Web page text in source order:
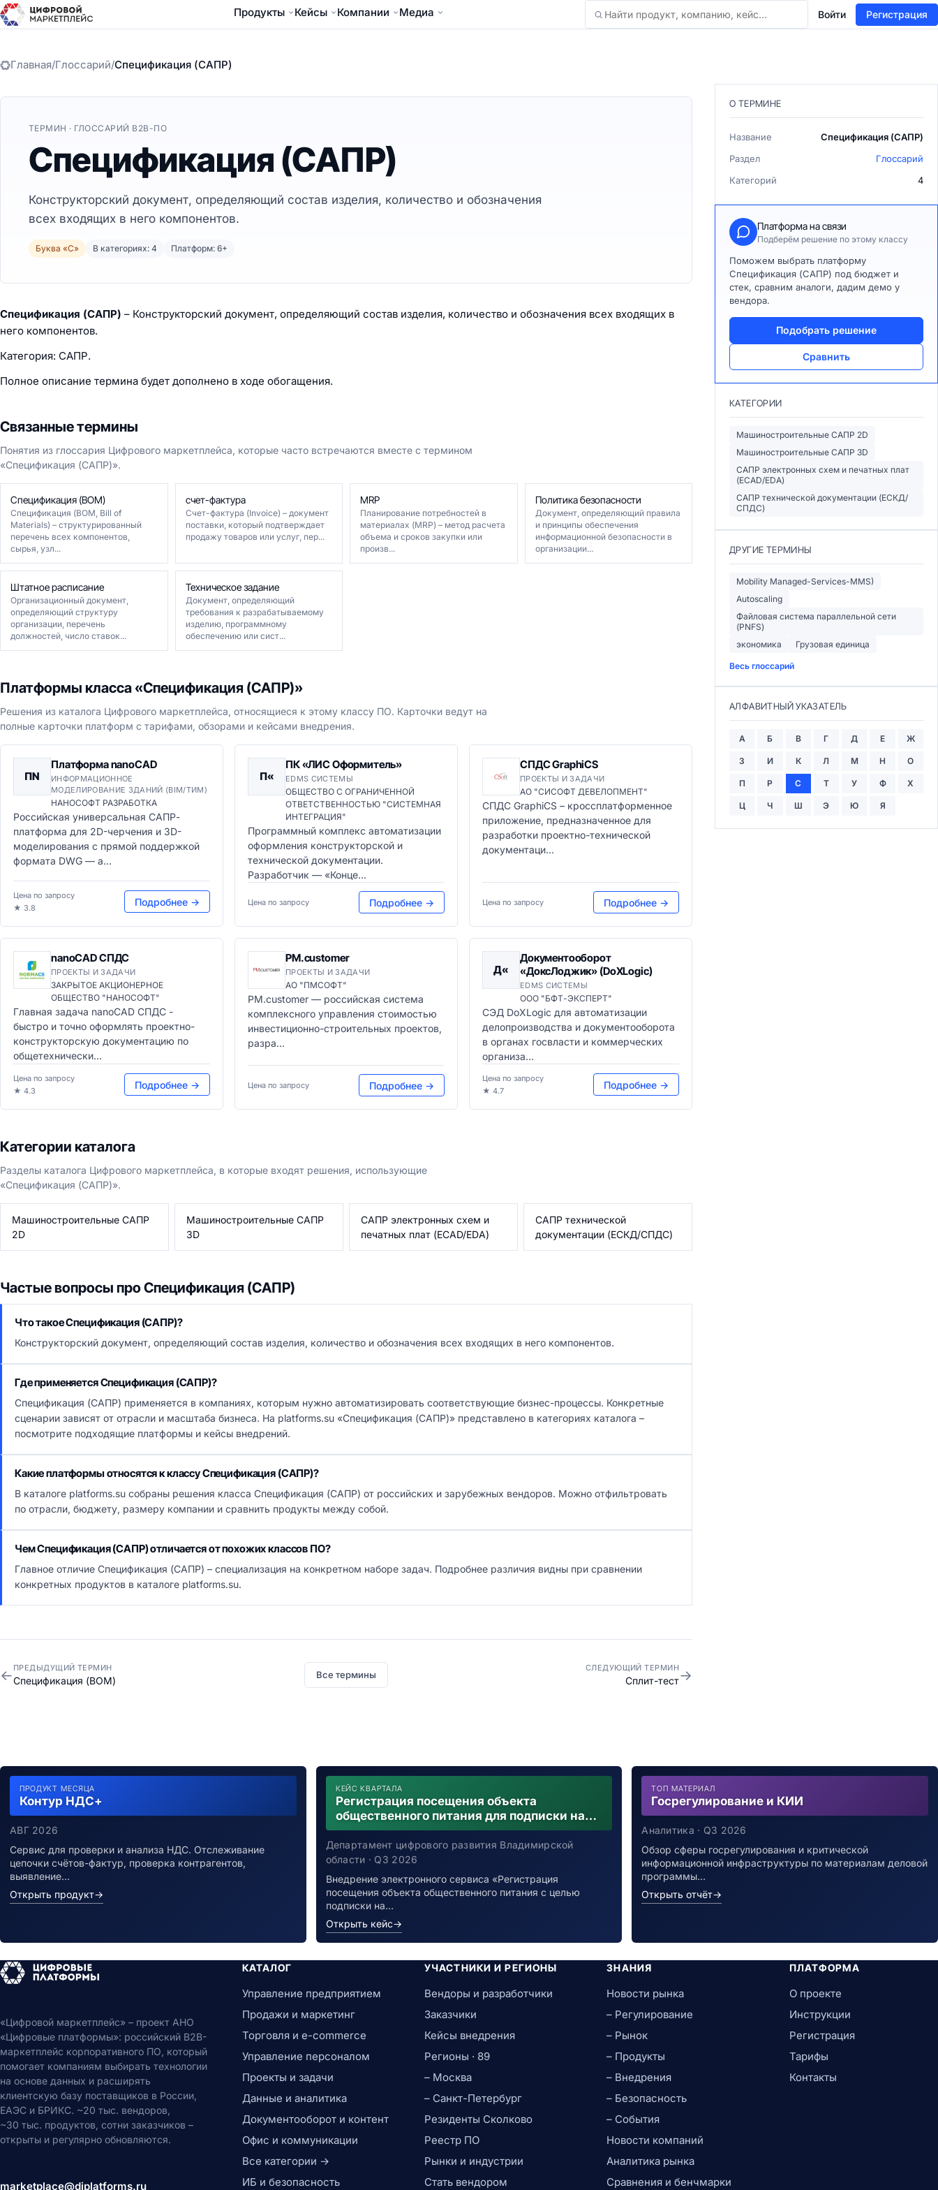
Продукты Кейсы Компании Медиа
Найти Войти Регистрация
Главная/Глоссарий/Спецификация (САПР)
ТЕРМИН · ГЛОССАРИЙ B2B-ПО
Спецификация (САПР)
Конструкторский документ, определяющий состав изделия, количество и обозначения
всех входящих в него компонентов.
Буква «С» В категориях: 4 Платформ: 6+
Спецификация (САПР) – Конструкторский документ, определяющий состав изделия, количество и обозначения всех входящих в
него компонентов.
Категория: САПР.
Полное описание термина будет дополнено в ходе обогащения.
Связанные термины
Понятия из глоссария Цифрового маркетплейса, которые часто встречаются вместе с термином
«Спецификация (САПР)».
Спецификация (BOM)
Спецификация (BOM, Bill of
Materials) – структурированный
перечень всех компонентов,
сырья, узл...
счет-фактура
Счет-фактура (Invoice) – документ
поставки, который подтверждает
продажу товаров или услуг, пер...
MRP
Планирование потребностей в
материалах (MRP) – метод расчета
объема и сроков закупки или
произв...
Политика безопасности
Документ, определяющий правила
и принципы обеспечения
информационной безопасности в
организации...
Штатное расписание
Организационный документ,
определяющий структуру
организации, перечень
должностей, число ставок...
Техническое задание
Документ, определяющий
требования к разрабатываемому
изделию, программному
обеспечению или сист...
Платформы класса «Спецификация (САПР)»
Решения из каталога Цифрового маркетплейса, относящиеся к этому классу ПО. Карточки ведут на
полные карточки платформ с тарифами, обзорами и кейсами внедрения.
ПN
Платформа nanoCAD
ИНФОРМАЦИОННОЕ
МОДЕЛИРОВАНИЕ ЗДАНИЙ (BIM/ТИМ)
НАНОСОФТ РАЗРАБОТКА
Российская универсальная САПР-
платформа для 2D-черчения и 3D-
моделирования с прямой поддержкой
формата DWG — а...
Цена по запросу
★ 3.8
Подробнее →
П«
ПК «ЛИС Оформитель»
EDMS СИСТЕМЫ
ОБЩЕСТВО С ОГРАНИЧЕННОЙ
ОТВЕТСТВЕННОСТЬЮ "СИСТЕМНАЯ
ИНТЕГРАЦИЯ"
Программный комплекс автоматизации
оформления конструкторской и
технической документации.
Разработчик — «Конце...
Цена по запросу Подробнее →
СПДС GraphiCS
ПРОЕКТЫ И ЗАДАЧИ
АО "СИСОФТ ДЕВЕЛОПМЕНТ"
СПДС GraphiCS – кроссплатформенное
приложение, предназначенное для
разработки проектно-технической
документаци...
Цена по запросу Подробнее →
nanoCAD СПДС
ПРОЕКТЫ И ЗАДАЧИ
ЗАКРЫТОЕ АКЦИОНЕРНОЕ
ОБЩЕСТВО "НАНОСОФТ"
Главная задача nanoCAD СПДС -
быстро и точно оформлять проектно-
конструкторскую документацию по
общетехнически...
Цена по запросу
★ 4.3
Подробнее →
PM.customer
ПРОЕКТЫ И ЗАДАЧИ
АО "ПМСОФТ"
PM.customer — российская система
комплексного управления стоимостью
инвестиционно-строительных проектов,
разра...
Цена по запросу Подробнее →
Д«
Документооборот
«ДоксЛоджик» (DoXLogic)
EDMS СИСТЕМЫ
ООО "БФТ-ЭКСПЕРТ"
СЭД DoXLogic для автоматизации
делопроизводства и документооборота
в органах госвласти и коммерческих
организа...
Цена по запросу
★ 4.7
Подробнее →
Категории каталога
Разделы каталога Цифрового маркетплейса, в которые входят решения, использующие
«Спецификация (САПР)».
Машиностроительные САПР
2D
Машиностроительные САПР
3D
САПР электронных схем и
печатных плат (ECAD/EDA)
САПР технической
документации (ЕСКД/СПДС)
Частые вопросы про Спецификация (САПР)
Что такое Спецификация (САПР)?
Конструкторский документ, определяющий состав изделия, количество и обозначения всех входящих в него компонентов.
Где применяется Спецификация (САПР)?
Спецификация (САПР) применяется в компаниях, которым нужно автоматизировать соответствующие бизнес-процессы. Конкретные
сценарии зависят от отрасли и масштаба бизнеса. На platforms.su «Спецификация (САПР)» представлено в категориях каталога –
посмотрите подходящие платформы и кейсы внедрений.
Какие платформы относятся к классу Спецификация (САПР)?
В каталоге platforms.su собраны решения класса Спецификация (САПР) от российских и зарубежных вендоров. Можно отфильтровать
по отрасли, бюджету, размеру компании и сравнить продукты между собой.
Чем Спецификация (САПР) отличается от похожих классов ПО?
Главное отличие Спецификация (САПР) – специализация на конкретном наборе задач. Подробнее различия видны при сравнении
конкретных продуктов в каталоге platforms.su.
← ПРЕДЫДУЩИЙ ТЕРМИН
Спецификация (BOM) Все термины
СЛЕДУЮЩИЙ ТЕРМИН
Сплит-тест→
О ТЕРМИНЕ
Название
Спецификация (САПР)
Раздел
Глоссарий
Категорий
4
Платформа на связи
Подберём решение по этому классу
Поможем выбрать платформу
Спецификация (САПР) под бюджет и
стек, сравним аналоги, дадим демо у
вендора.
Подобрать решение
Сравнить
КАТЕГОРИИ
Машиностроительные САПР 2D
Машиностроительные САПР 3D
САПР электронных схем и печатных плат
(ECAD/EDA)
САПР технической документации (ЕСКД/
СПДС)
ДРУГИЕ ТЕРМИНЫ
Mobility Managed-Services-MMS)
Autoscaling
Файловая система параллельной сети
(PNFS)
экономика
Грузовая единица
Весь глоссарий
АЛФАВИТНЫЙ УКАЗАТЕЛЬ
А Б В Г Д Е Ж
З И К Л М Н О
П Р С Т У Ф Х
Ц Ч Ш Э Ю Я
ПРОДУКТ МЕСЯЦА
Контур НДС+
АВГ 2026
Сервис для проверки и анализа НДС. Отслеживание
цепочки счётов-фактур, проверка контрагентов,
выявление…
Открыть продукт→
КЕЙС КВАРТАЛА
Регистрация посещения объекта
общественного питания для подписки на
уведомления о возможном контакте с
заболевшим новой коронавирусной
инфекцией
Департамент цифрового развития Владимирской
области · Q3 2026
Внедрение электронного сервиса «Регистрация
посещения объекта общественного питания с целью
подписки на…
Открыть кейс→
ТОП МАТЕРИАЛ
Госрегулирование и КИИ
Аналитика · Q3 2026
Обзор сферы госрегулирования и критической
информационной инфраструктуры по материалам деловой
программы…
Открыть отчёт→
«Цифровой маркетплейс» – проект АНО
«Цифровые платформы»: российский B2B-
маркетплейс корпоративного ПО, который
помогает компаниям выбирать технологии
на основе данных и расширять
клиентскую базу поставщиков в России,
ЕАЭС и БРИКС. ~20 тыс. вендоров,
~30 тыс. продуктов, сотни заказчиков –
открыты и регулярно обновляются.
marketplace@diplatforms.ru
КАТАЛОГ
Управление предприятием
Продажи и маркетинг
Торговля и e-commerce
Управление персоналом
Проекты и задачи
Данные и аналитика
Документооборот и контент
Офис и коммуникации
Все категории →
ИБ и безопасность
УЧАСТНИКИ И РЕГИОНЫ
Вендоры и разработчики
Заказчики
Кейсы внедрения
Регионы · 89
– Москва
– Санкт-Петербург
Резиденты Сколково
Реестр ПО
Рынки и индустрии
Стать вендором
ЗНАНИЯ
Новости рынка
– Регулирование
– Рынок
– Продукты
– Внедрения
– Безопасность
– События
Новости компаний
Аналитика рынка
Сравнения и бенчмарки
ПЛАТФОРМА
О проекте
Инструкции
Регистрация
Тарифы
Контакты